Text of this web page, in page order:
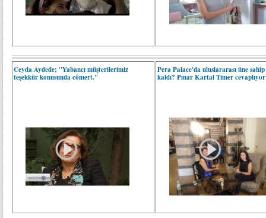
Ceyda Aydede; "Yabancı müşterilerimiz
teşekkür konusunda cömert."
Pera Palace'da uluslararası üne
kaldı? Pınar Kartal Timer cevaplıyor